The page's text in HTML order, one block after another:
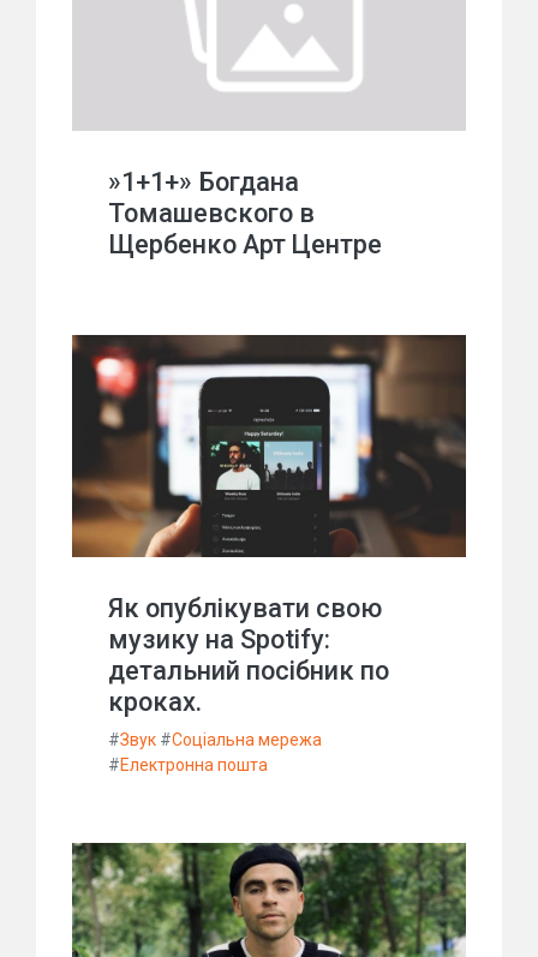
»1+1+» Богдана
Томашевского в
Щербенко Арт Центре
Як опублікувати свою
музику на Spotify:
детальний посібник по
кроках.
#Звук #Соціальна мережа
#Електронна пошта